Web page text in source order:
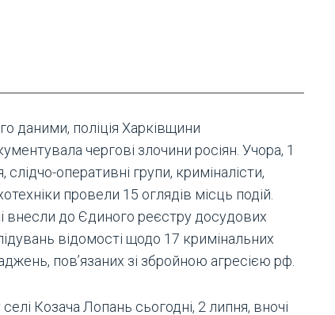
даними, поліція Харківщини
чергові злочини росіян. Учора, 1
слідчо-оперативні групи, криміналісти,
провели 15 оглядів місць подій.
внесли до Єдиного реєстру досудових
відомості щодо 17 кримінальних
пов’язаних зі збройною агресією рф.
селі Козача Лопань сьогодні, 2 липня, вночі